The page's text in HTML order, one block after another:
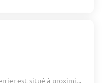
est situé à proximi...